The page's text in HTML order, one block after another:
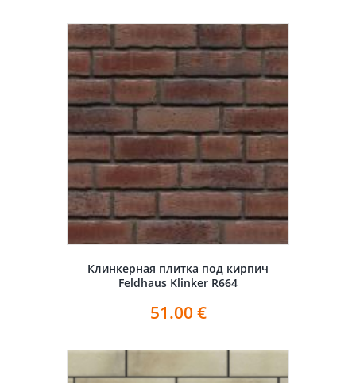
Клинкерная плитка под кирпич
Feldhaus Klinker R664
51.00 €